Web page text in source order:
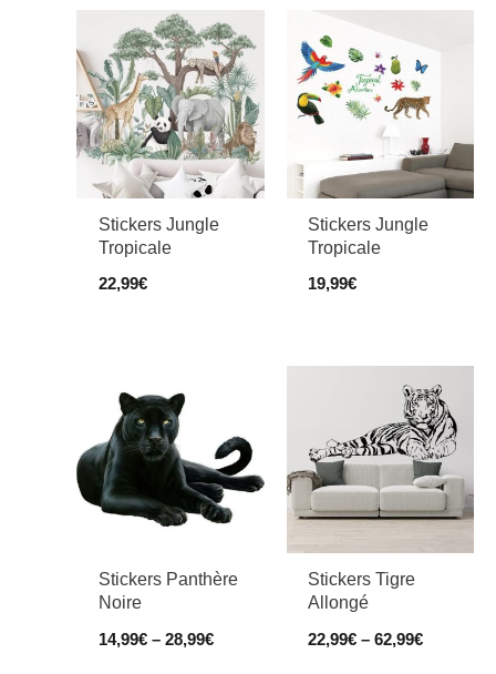
Stickers Jungle
Tropicale
22,99€
Stickers Jungle
Tropicale
19,99€
Stickers Panthère
Noire
14,99€– 28,99€
Stickers Tigre
Allongé
22,99€ –62,99€